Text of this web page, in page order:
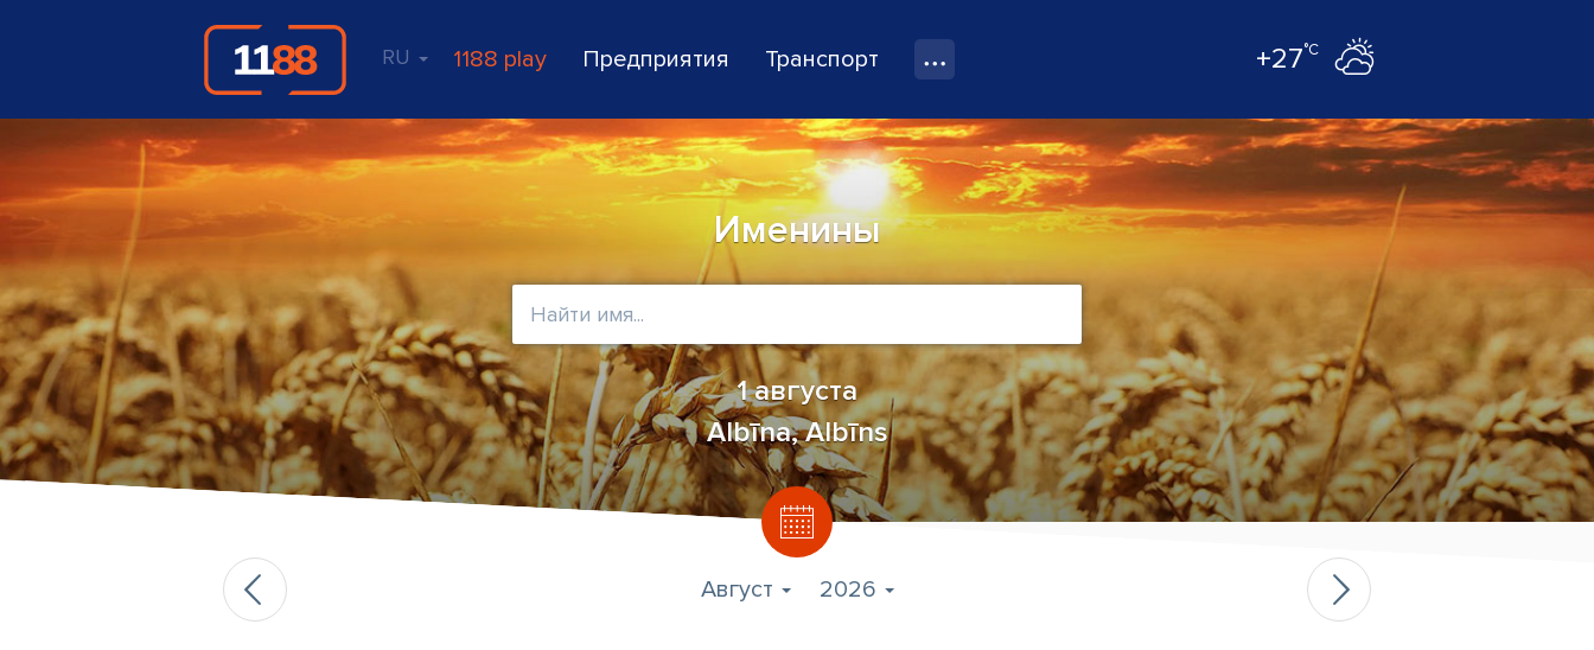
RU 1188 play Предприятия Транспорт +27°C
Именины
1 августа
Albīna, Albīns
Август 2026